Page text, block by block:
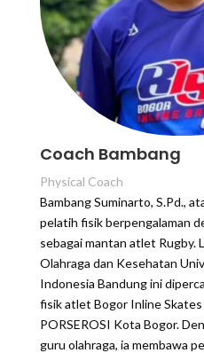
Coach Bambang
Physical Coach
Bambang Suminarto, S.Pd.,
pelatih fisik berpengalaman
sebagai mantan atlet Rugby.
Olahraga dan Kesehatan
Indonesia Bandung ini
fisik atlet Bogor Inline Skates
PORSEROSI Kota Bogor.
guru olahraga, ia membawa